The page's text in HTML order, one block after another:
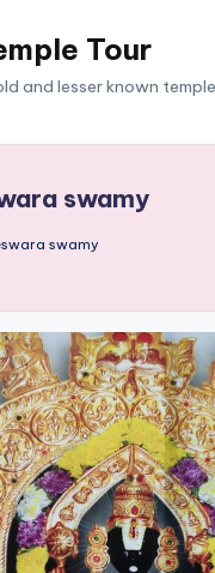
Tour
and lesser known
swamy
swamy